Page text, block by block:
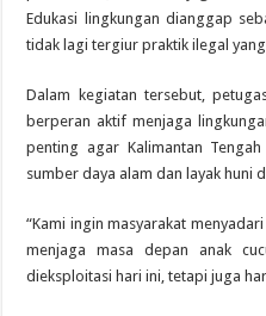
Edukasi lingkungan dianggap
tidak lagi tergiur praktik ilegal
Dalam kegiatan tersebut,
berperan aktif menjaga
penting agar Kalimantan
sumber daya alam dan layak huni
“Kami ingin masyarakat
menjaga masa depan anak
dieksploitasi hari ini, tetapi juga